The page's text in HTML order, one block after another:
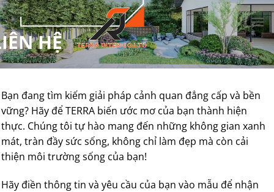
Chuyển
đến
nội
dung
HỆ
Bạn đang tìm kiếm giải pháp cảnh quan đẳng cấp và bền
vững? Hãy để TERRA biến ước mơ của bạn thành hiện
thực. Chúng tôi tự hào mang đến những không gian xanh
mát, tràn đầy sức sống, không chỉ làm đẹp mà còn cải
thiện môi trường sống của bạn!
Hãy điền thông tin và yêu cầu của bạn vào mẫu để nhận